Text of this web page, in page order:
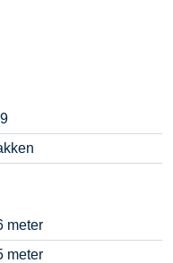
meter
meter